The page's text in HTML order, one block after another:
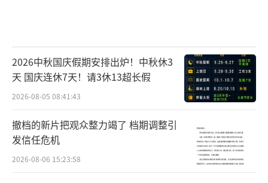
2026中秋国庆假期安排出炉！中秋休3
天 国庆连休7天！请3休13超长假
2026-08-05 08:41:43
撤档的新片把观众整力竭了 档期调整引
发信任危机
2026-08-06 15:23:58